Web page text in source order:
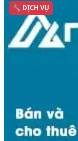
🔧 DỊCH VỤ